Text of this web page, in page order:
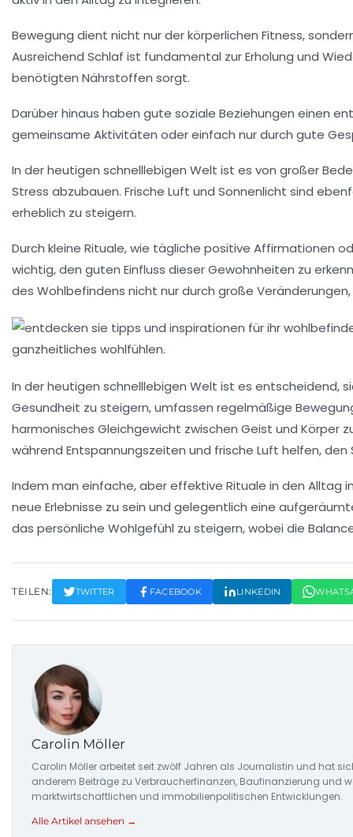
Bewegung dient nicht nur derkörperlichen Fitness,
Ausreichend Schlaf ist fundamental zur Erholung und
benötigten Nährstoffen sorgt.
Darüber hinaus haben gute soziale Beziehungen einen
gemeinsame Aktivitäten oder einfach nur durch gute
In der heutigen schnelllebigen Welt ist es von großer
Stress abzubauen. Frische Luft und Sonnenlicht sind
erheblich zu steigern.
Durch kleine Rituale, wie tägliche positive Affirmationen
wichtig, den guten Einfluss dieser Gewohnheiten zu
des Wohlbefindens nicht nur durch große
In der heutigen schnelllebigen Welt ist es entscheidend,
Gesundheit zu steigern, umfassen regelmäßige
harmonisches Gleichgewicht zwischen Geist und Körper
während Entspannungszeiten und frische Luft helfen, den
Indem man einfache, aber effektive Rituale in den Alltag
neue Erlebnisse zu sein und gelegentlich eine
das persönliche Wohlgefühl zu steigern, wobei die
TEILEN: TWITTER FACEBOOK LINKEDIN
Carolin Möller
Carolin Möller arbeitet seit zwölf Jahren als Journalistin und hat
anderem Beiträge zu Verbraucherfinanzen, Baufinanzierung und
marktwirtschaftlichen und immobilienpolitischen Entwicklungen.
Alle Artikel ansehen →